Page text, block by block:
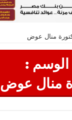
منال عوض
:
منال عوض